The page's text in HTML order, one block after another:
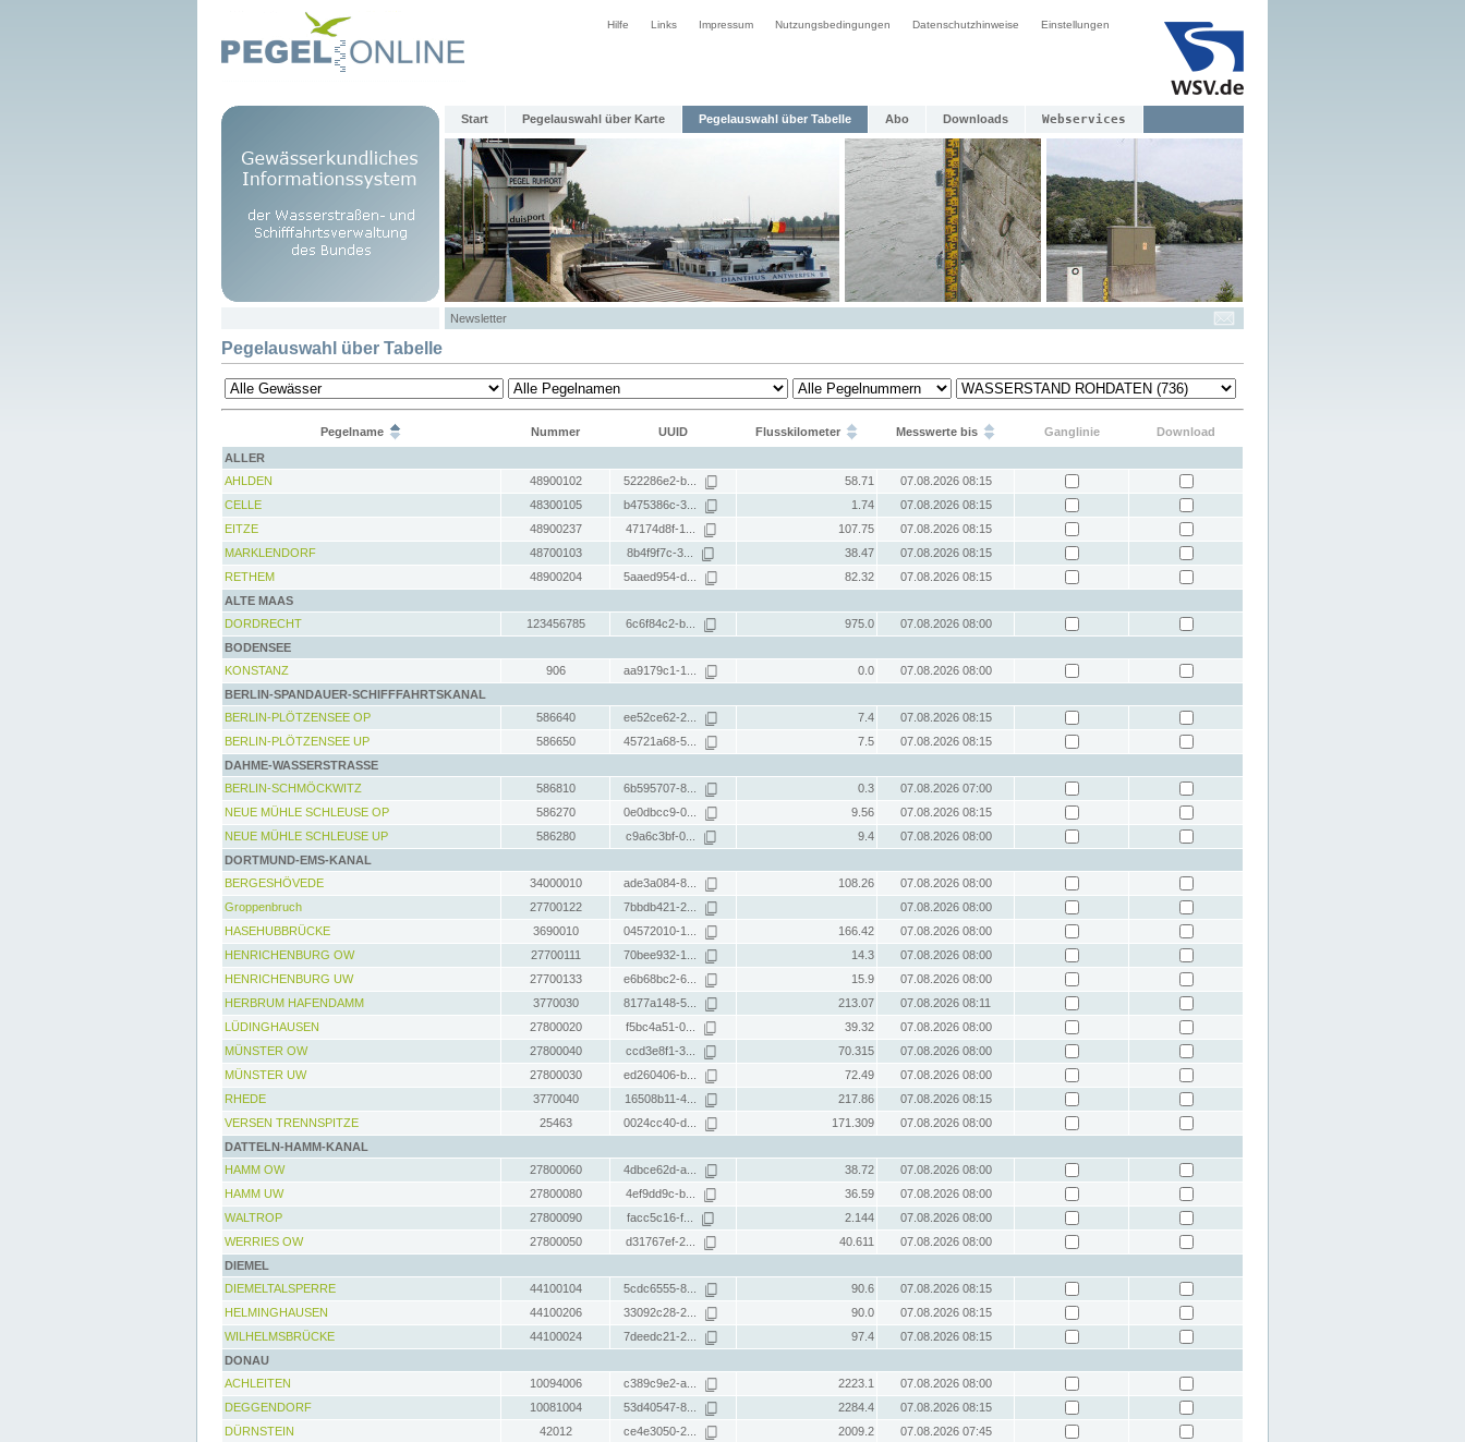
Hilfe Links Impressum Nutzungsbedingungen Datenschutzhinweise Einstellungen
Start Pegelauswahl über Karte Pegelauswahl über Tabelle Abo Downloads Webservices
Newsletter
Pegelauswahl über Tabelle
Pegelname Nummer UUID Flusskilometer Messwerte bis Ganglinie
Download
ALLER
AHLDEN
48900102 522286e2-b... 58.71
07.08.2026 08:15
CELLE
48300105 b475386c-3... 1.74
07.08.2026 08:15
EITZE
48900237 47174d8f-1... 107.75
07.08.2026 08:15
MARKLENDORF
48700103 8b4f9f7c-3... 38.47
07.08.2026 08:15
RETHEM
48900204 5aaed954-d... 82.32
07.08.2026 08:15
ALTE MAAS
DORDRECHT
123456785 6c6f84c2-b... 975.0
07.08.2026 08:00
BODENSEE
KONSTANZ
906 aa9179c1-1... 0.0
07.08.2026 08:00
BERLIN-SPANDAUER-SCHIFFFAHRTSKANAL
BERLIN-PLÖTZENSEE OP
586640 ee52ce62-2... 7.4
07.08.2026 08:15
BERLIN-PLÖTZENSEE UP
586650 45721a68-5... 7.5
07.08.2026 08:15
DAHME-WASSERSTRASSE
BERLIN-SCHMÖCKWITZ
586810 6b595707-8... 0.3
07.08.2026 07:00
NEUE MÜHLE SCHLEUSE OP
586270 0e0dbcc9-0... 9.56
07.08.2026 08:15
NEUE MÜHLE SCHLEUSE UP
586280 c9a6c3bf-0... 9.4
07.08.2026 08:00
DORTMUND-EMS-KANAL
BERGESHÖVEDE
34000010 ade3a084-8... 108.26
07.08.2026 08:00
Groppenbruch
27700122 7bbdb421-2...
07.08.2026 08:00
HASEHUBBRÜCKE
3690010 04572010-1... 166.42
07.08.2026 08:00
HENRICHENBURG OW
27700111 70bee932-1... 14.3
07.08.2026 08:00
HENRICHENBURG UW
27700133 e6b68bc2-6... 15.9
07.08.2026 08:00
HERBRUM HAFENDAMM
3770030 8177a148-5... 213.07
07.08.2026 08:11
LÜDINGHAUSEN
27800020 f5bc4a51-0... 39.32
07.08.2026 08:00
MÜNSTER OW
27800040 ccd3e8f1-3... 70.315
07.08.2026 08:00
MÜNSTER UW
27800030 ed260406-b... 72.49
07.08.2026 08:00
RHEDE
3770040 16508b11-4... 217.86
07.08.2026 08:15
VERSEN TRENNSPITZE
25463 0024cc40-d... 171.309
07.08.2026 08:00
DATTELN-HAMM-KANAL
HAMM OW
27800060 4dbce62d-a... 38.72
07.08.2026 08:00
HAMM UW
27800080 4ef9dd9c-b... 36.59
07.08.2026 08:00
WALTROP
27800090 facc5c16-f... 2.144
07.08.2026 08:00
WERRIES OW
27800050 d31767ef-2... 40.611
07.08.2026 08:00
DIEMEL
DIEMELTALSPERRE
44100104 5cdc6555-8... 90.6
07.08.2026 08:15
HELMINGHAUSEN
44100206 33092c28-2... 90.0
07.08.2026 08:15
WILHELMSBRÜCKE
44100024 7deedc21-2... 97.4
07.08.2026 08:15
DONAU
ACHLEITEN
10094006 c389c9e2-a... 2223.1
07.08.2026 08:00
DEGGENDORF
10081004 53d40547-8... 2284.4
07.08.2026 08:15
DÜRNSTEIN
42012 ce4e3050-2... 2009.2
07.08.2026 07:45